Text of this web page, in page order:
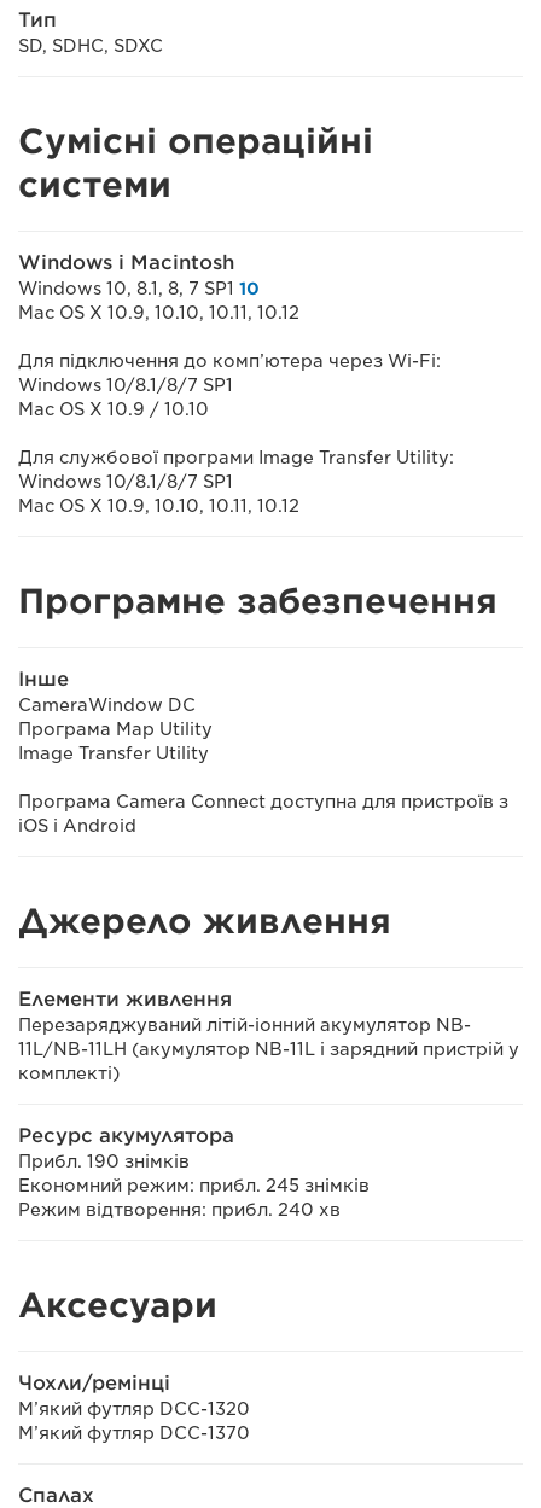
Тип
SD, SDHC, SDXC
Сумісні операційні
системи
Windows і Macintosh
Windows 10, 8.1, 8, 7 SP1 10
Mac OS X 10.9, 10.10, 10.11, 10.12
Для підключення до комп’ютера через Wi-Fi:
Windows 10/8.1/8/7 SP1
Mac OS X 10.9 / 10.10
Для службової програми Image Transfer Utility:
Windows 10/8.1/8/7 SP1
Mac OS X 10.9, 10.10, 10.11, 10.12
Програмне забезпечення
Інше
CameraWindow DC
Програма Map Utility
Image Transfer Utility
Програма Camera Connect доступна для пристроїв з
iOS і Android
Джерело живлення
Елементи живлення
Перезаряджуваний літій-іонний акумулятор NB-
11L/NB-11LH (акумулятор NB-11L і зарядний пристрій у
комплекті)
Ресурс акумулятора
Прибл. 190 знімків
Економний режим: прибл. 245 знімків
Режим відтворення: прибл. 240 хв
Аксесуари
Чохли/ремінці
М’який футляр DCC-1320
М’який футляр DCC-1370
Спалах